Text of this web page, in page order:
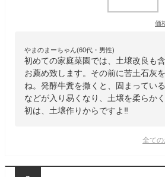
価
やまのまーちゃん(60代・男性)
初めての家庭菜園では、土壌改良も
お薦め致します。その前に苦土石灰
ね。発酵牛糞を撒くと、固まってい
などが入り易くなり、土壌を柔らか
初は、土壌作りからですよ‼️
全ての